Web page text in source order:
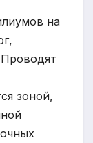
на
зоной,